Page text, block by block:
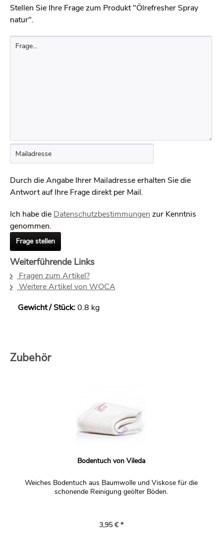
Stellen Sie Ihre Frage zum Produkt "Ölrefresher Spray
natur".
Durch die Angabe Ihrer Mailadresse erhalten Sie die
Antwort auf Ihre Frage direkt per Mail.
Ich habe die Datenschutzbestimmungen zur Kenntnis
genommen.
Frage stellen
Weiterführende Links
Fragen zum Artikel?
Weitere Artikel von WOCA
Gewicht / Stück:0.8 kg
Zubehör
Bodentuch von Vileda
Weiches Bodentuch aus Baumwolle und Viskose für die
schonende Reinigung geölter Böden.
3,95 € *